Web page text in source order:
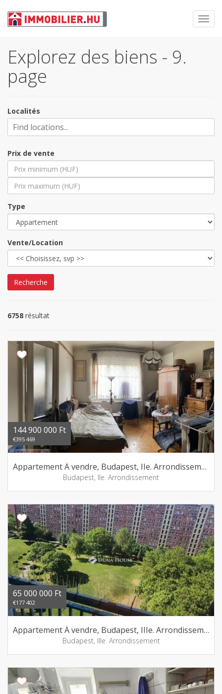
Explorez des biens - 9.
page
Localités
Prix de vente
Type
Vente/Location
Recherche
6758 résultat
144 900 000 Ft
€395 469
Appartement Á vendre, Budapest, IIe. Arrondissement
Budapest, IIe. Arrondissement
65 000 000 Ft
€177 402
Appartement Á vendre, Budapest, IIIe. Arrondissement
Budapest, IIIe. Arrondissement